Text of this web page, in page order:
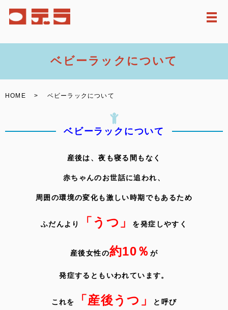
メ
ベビーラックについて
HOME ベビーラックについて
ベビーラックについて
産後は、夜も寝る間もなく
赤ちゃんのお世話に追われ、
周囲の環境の変化も激しい時期でもあるため
ふだんより 「うつ」 を発症しやすく
産後女性の約10％ が
発症するともいわれています。
これを 「産後うつ」 と呼び